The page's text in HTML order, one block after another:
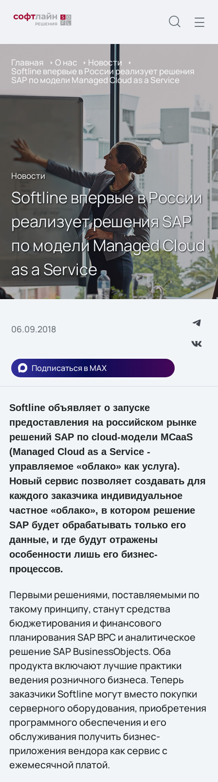
Главная О нас Новости
Softline впервые в России реализует решения
SAP по модели Managed Cloud as a Service
Новости
Softline впервые в России
реализует решения SAP
по модели Managed Cloud
as a Service
06.09.2018
Подписаться в MAX
Softline объявляет о запуске
предоставления на российском рынке
решений SAP по cloud-модели MCaaS
(Managed Cloud as a Service -
управляемое «облако» как услуга).
Новый сервис позволяет создавать для
каждого заказчика индивидуальное
частное «облако», в котором решение
SAP будет обрабатывать только его
данные, и где будут отражены
особенности лишь его бизнес-
процессов.
Первыми решениями, поставляемыми по
такому принципу, станут средства
бюджетирования и финансового
планирования SAP BPC и аналитическое
решение SAP BusinessObjects. Оба
продукта включают лучшие практики
ведения розничного бизнеса. Теперь
заказчики Softline могут вместо покупки
серверного оборудования, приобретения
программного обеспечения и его
обслуживания получить бизнес-
приложения вендора как сервис с
ежемесячной платой.